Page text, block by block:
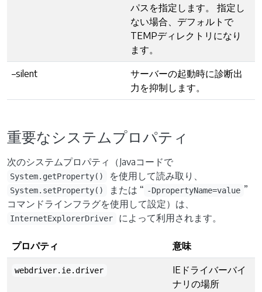
パスを指定します。 指定し
ない場合、デフォルトで
TEMPディレクトリになり
ます。
–silent
サーバーの起動時に診断出
力を抑制します。
重要なシステムプロパティ
次のシステムプロパティ（Javaコードで
System.getProperty() を使用して読み取り、
System.setProperty() または “ -DpropertyName=value ”
コマンドラインフラグを使用して設定）は、
InternetExplorerDriver によって利用されます。
プロパティ 意味
webdriver.ie.driver
IEドライバーバイ
ナリの場所